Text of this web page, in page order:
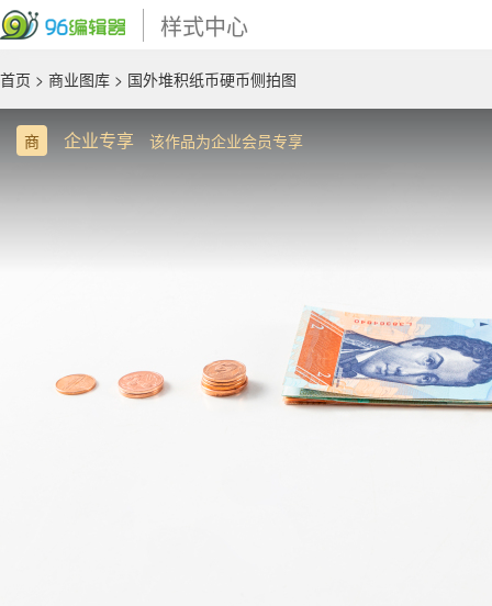
样式中心
首页 > 商业图库 > 国外堆积纸币硬币侧拍图
商 企业专享 该作品为企业会员专享